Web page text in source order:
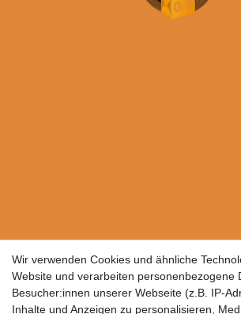
Wir verwenden Cookies und ähnliche
Website und verarbeiten personenbezogene
Besucher:innen unserer Webseite (z.B. IP-
Inhalte und Anzeigen zu personalisieren,